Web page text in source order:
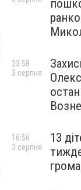
23:58
3 серпня
13
16:56
3 серпня